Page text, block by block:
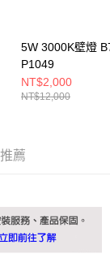
意方可使用
公司不負相關責
狀況，依本公司即
惡意使用之情形，
取法律行動。
5W 3000K壁燈
P1049
NT$2,000
NT$12,000
薦